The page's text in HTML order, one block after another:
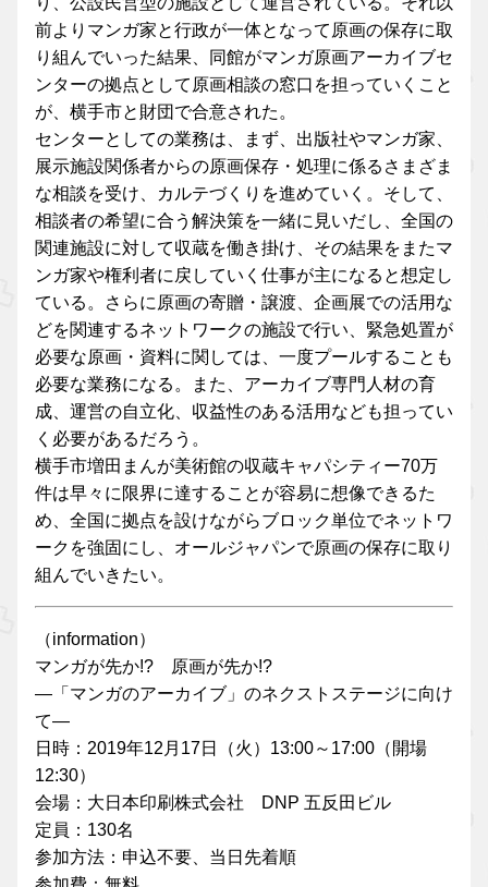
前よりマンガ家と行政が一体となって原画の保存に取
り組んでいった結果、同館がマンガ原画アーカイブセ
ンターの拠点として原画相談の窓口を担っていくこと
が、横手市と財団で合意された。
センターとしての業務は、まず、出版社やマンガ家、
展示施設関係者からの原画保存・処理に係るさまざま
な相談を受け、カルテづくりを進めていく。そして、
相談者の希望に合う解決策を一緒に見いだし、全国の
関連施設に対して収蔵を働き掛け、その結果をまたマ
ンガ家や権利者に戻していく仕事が主になると想定し
ている。さらに原画の寄贈・譲渡、企画展での活用な
どを関連するネットワークの施設で行い、緊急処置が
必要な原画・資料に関しては、一度プールすることも
必要な業務になる。また、アーカイブ専門人材の育
成、運営の自立化、収益性のある活用なども担ってい
く必要があるだろう。
横手市増田まんが美術館の収蔵キャパシティー70万
件は早々に限界に達することが容易に想像できるた
め、全国に拠点を設けながらブロック単位でネットワ
ークを強固にし、オールジャパンで原画の保存に取り
組んでいきたい。
（information）
マンガが先か!? 原画が先か!?
―「マンガのアーカイブ」のネクストステージに向け
て―
日時：2019年12月17日（火）13:00～17:00（開場
12:30）
会場：大日本印刷株式会社 DNP 五反田ビル
定員：130名
参加方法：申込不要、当日先着順